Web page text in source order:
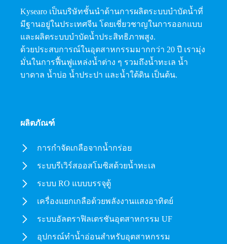
Kysearo เป็นบริษัทชั้นนำด้านการผลิตระบบบำบัดน้ำที่
มีฐานอยู่ในประเทศจีน โดยเชี่ยวชาญในการออกแบบ
และผลิตระบบบำบัดน้ำประสิทธิภาพสูง.
ด้วยประสบการณ์ในอุตสาหกรรมมากกว่า 20 ปี เรามุ่ง
มั่นในการฟื้นฟูแหล่งน้ำต่าง ๆ รวมถึงน้ำทะเล น้ำ
บาดาล น้ำบ่อ น้ำประปา และน้ำใต้ดิน เป็นต้น.
ผลิตภัณฑ์
การกำจัดเกลือจากน้ำกร่อย
ระบบรีเวิร์สออสโมซิสด้วยน้ำทะเล
ระบบ RO แบบบรรจุตู้
เครื่องแยกเกลือด้วยพลังงานแสงอาทิตย์
ระบบอัลตราฟิลเตรชันอุตสาหกรรม UF
อุปกรณ์ทำน้ำอ่อนสำหรับอุตสาหกรรม